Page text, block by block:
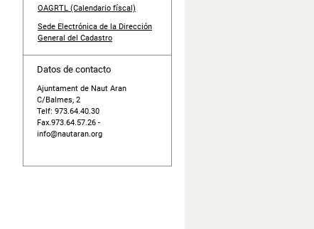
OAGRTL (Calendario físcal)
Sede Electrónica de la Dirección
General del Cadastro
Datos de contacto
Ajuntament de Naut Aran
C/Balmes, 2
Telf: 973.64.40.30
Fax.973.64.57.26 -
info@nautaran.org